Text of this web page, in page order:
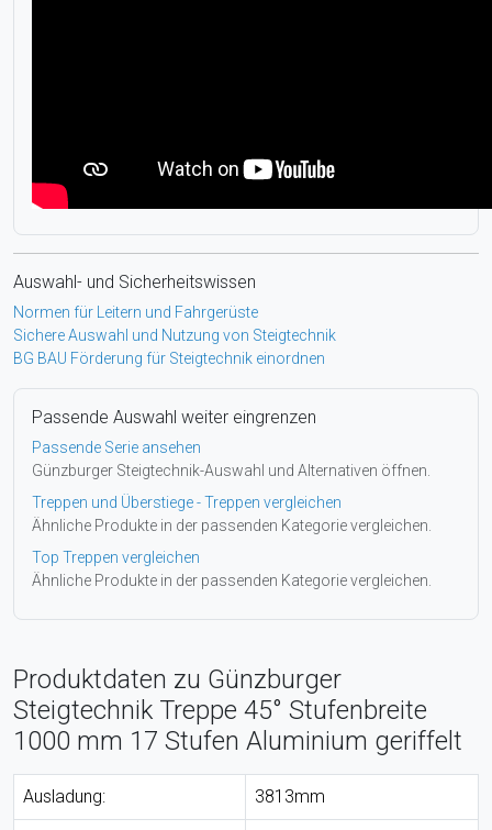
Auswahl- und Sicherheitswissen
Normen für Leitern und Fahrgerüste
Sichere Auswahl und Nutzung von Steigtechnik
BG BAU Förderung für Steigtechnik einordnen
Passende Auswahl weiter eingrenzen
Passende Serie ansehen
Günzburger Steigtechnik-Auswahl und Alternativen öffnen.
Treppen und Überstiege - Treppen vergleichen
Ähnliche Produkte in der passenden Kategorie vergleichen.
Top Treppen vergleichen
Ähnliche Produkte in der passenden Kategorie vergleichen.
Produktdaten zu Günzburger
Steigtechnik Treppe 45° Stufenbreite
1000 mm 17 Stufen Aluminium geriffelt
Ausladung: 3813mm